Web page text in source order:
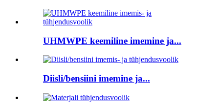
UHMWPE keemiline imemine ja...
Diisli/bensiini imemine ja...